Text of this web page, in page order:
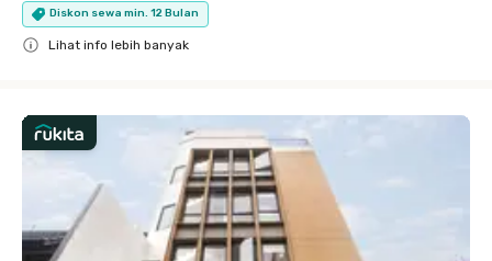
Diskon sewa min. 12 Bulan
Lihat info lebih banyak